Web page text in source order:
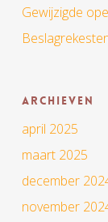
Gewijzigde
Archieven
april 2025
maart 2025
december
november